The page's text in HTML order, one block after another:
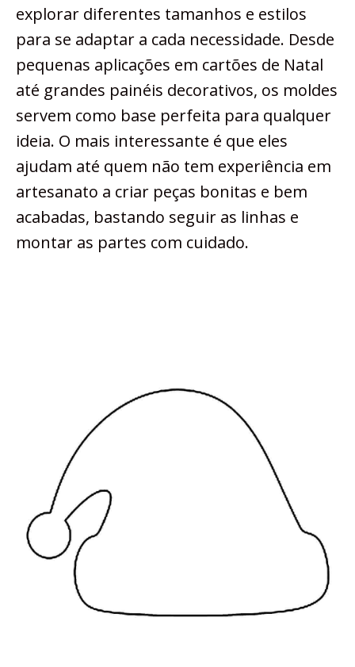
explorar diferentes tamanhos e estilos
para se adaptar a cada necessidade. Desde
pequenas aplicações em cartões de Natal
até grandes painéis decorativos, os moldes
servem como base perfeita para qualquer
ideia. O mais interessante é que eles
ajudam até quem não tem experiência em
artesanato a criar peças bonitas e bem
acabadas, bastando seguir as linhas e
montar as partes com cuidado.